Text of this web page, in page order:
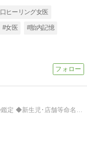
ヒーリング女医
#女医 #胎内記憶